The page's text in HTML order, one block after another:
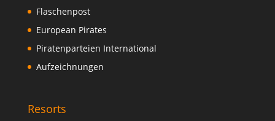
Flaschenpost
European Pirates
Piratenparteien International
Aufzeichnungen
Resorts